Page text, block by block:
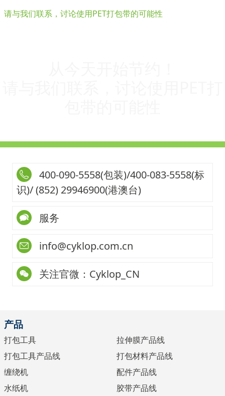
请与我们联系，讨论使用PET打包带的可能性
400-090-5558(包装)/400-083-5558(标
识)/ (852) 29946900(港澳台)
服务
info@cyklop.com.cn
关注官微：Cyklop_CN
产品
打包工具
打包工具产品线
缠绕机
水纸机
拉伸膜产品线
打包材料产品线
配件产品线
胶带产品线